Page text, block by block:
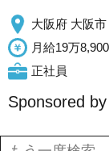
大阪府 大阪市
月給19万
正社員
Sponsored by